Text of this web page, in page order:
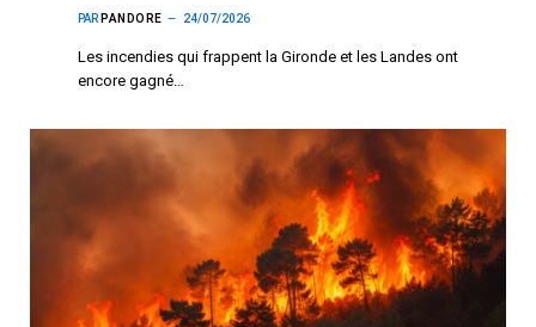
PAR PANDORE 24/07/2026
Les incendies qui frappent la Gironde et les Landes ont
encore gagné…